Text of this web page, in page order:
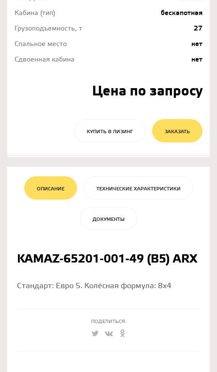
Кабина (тип)
бескапотная
Грузоподъемность, т
27
Спальное место
нет
Сдвоенная кабина
нет
Цена по запросу
КУПИТЬ В ЛИЗИНГ ЗАКАЗАТЬ
ОПИСАНИЕ ТЕХНИЧЕСКИЕ ХАРАКТЕРИСТИКИ
ДОКУМЕНТЫ
KAMAZ-65201-001-49 (B5) ARX
Стандарт: Евро 5. Колёсная формула: 8х4
ПОДЕЛИТЬСЯ: